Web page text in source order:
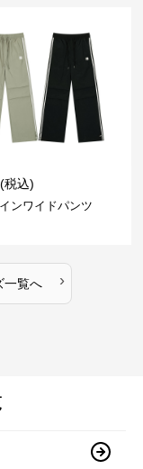
(税込)
ンワイドパンツ
一覧へ ›